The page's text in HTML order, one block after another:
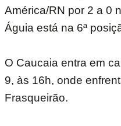
América/RN por 2 a 0
Águia está na 6ª
O Caucaia entra em
9, às 16h, onde
Frasqueirão.